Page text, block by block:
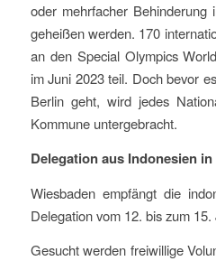
oder mehrfacher Behinderung
geheißen werden. 170
an den Special Olympics
im Juni 2023 teil. Doch bevor
Berlin geht, wird jedes
Kommune untergebracht.
Delegation aus Indonesien
Wiesbaden empfängt die
Delegation vom 12. bis zum 15.
Gesucht werden freiwillige